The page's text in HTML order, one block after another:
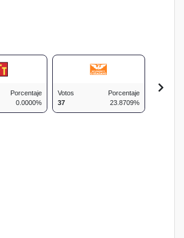
Porcentaje
0.0000%
Votos
37
Porcentaje
23.8709%
Votos